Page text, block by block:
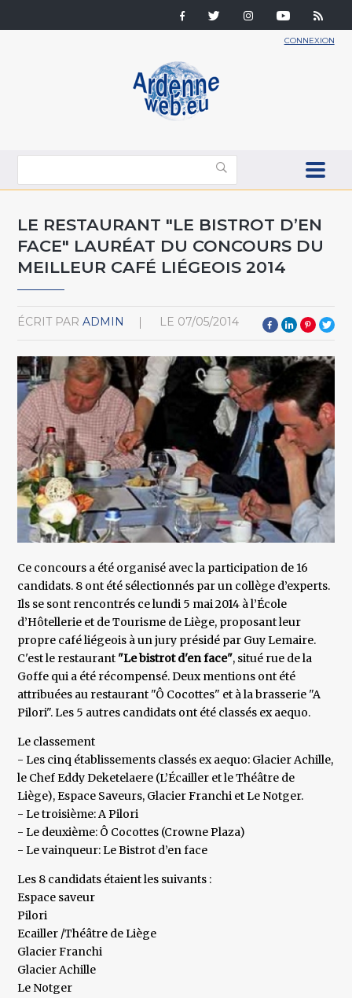
CONNEXION
LE RESTAURANT "LE BISTROT D’EN
FACE" LAURÉAT DU CONCOURS DU
MEILLEUR CAFÉ LIÉGEOIS 2014
ÉCRIT PAR ADMIN LE 07/05/2014
Ce concours a été organisé avec la participation de 16
candidats. 8 ont été sélectionnés par un collège d’experts.
Ils se sont rencontrés ce lundi 5 mai 2014 à l’École
d’Hôtellerie et de Tourisme de Liège, proposant leur
propre café liégeois à un jury présidé par Guy Lemaire.
C'est le restaurant "Le bistrot d'en face", situé rue de la
Goffe qui a été récompensé. Deux mentions ont été
attribuées au restaurant "Ô Cocottes" et à la brasserie "A
Pilori". Les 5 autres candidats ont été classés ex aequo.
Le classement
- Les cinq établissements classés ex aequo: Glacier Achille,
le Chef Eddy Deketelaere (L’Écailler et le Théâtre de
Liège), Espace Saveurs, Glacier Franchi et Le Notger.
- Le troisième: A Pilori
- Le deuxième: Ô Cocottes (Crowne Plaza)
- Le vainqueur: Le Bistrot d’en face
Les 8 candidats étaient les suivants :
Espace saveur
Pilori
Ecailler /Théâtre de Liège
Glacier Franchi
Glacier Achille
Le Notger